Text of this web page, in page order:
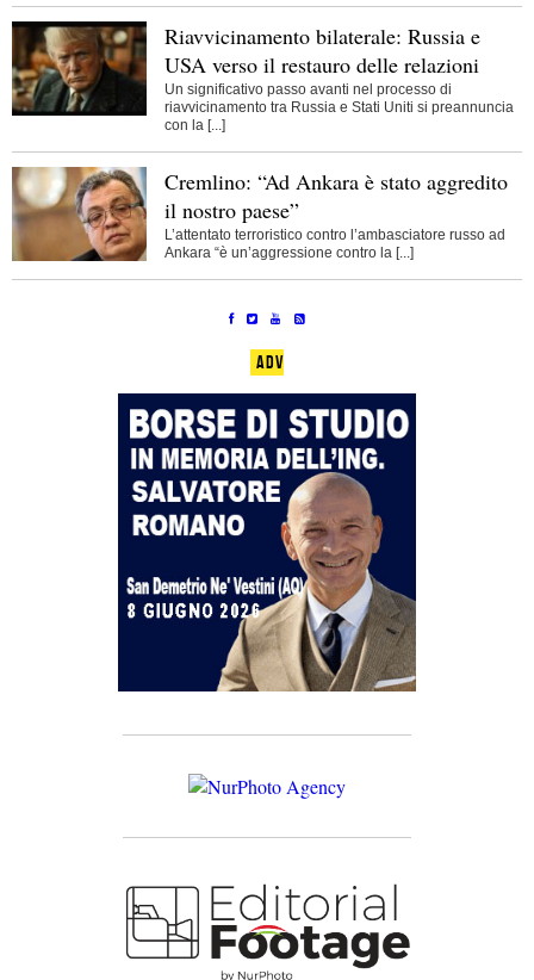
Riavvicinamento bilaterale: Russia e
USA verso il restauro delle relazioni
Un significativo passo avanti nel processo di
riavvicinamento tra Russia e Stati Uniti si preannuncia
con la [...]
Cremlino: “Ad Ankara è stato aggredito
il nostro paese”
L’attentato terroristico contro l’ambasciatore russo ad
Ankara “è un’aggressione contro la [...]
ADV